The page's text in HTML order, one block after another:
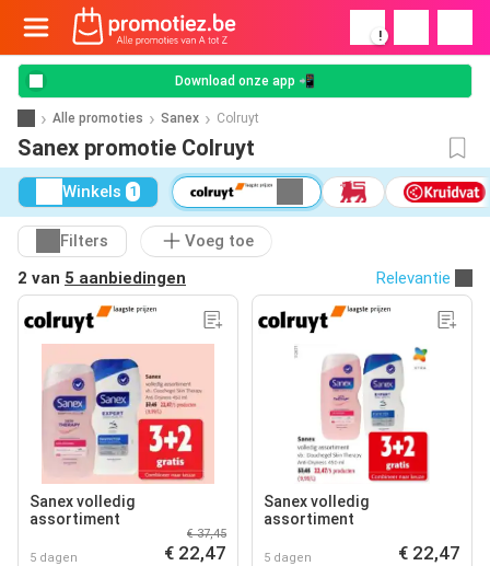
!
Download onze app 📲
Alle promoties Sanex Colruyt
Sanex promotie Colruyt
Winkels 1
Filters
Voeg toe
2 van 5 aanbiedingen Relevantie
Sanex volledig
assortiment
5 dagen
€ 37,45
€ 22,47
Sanex volledig
assortiment
5 dagen € 22,47